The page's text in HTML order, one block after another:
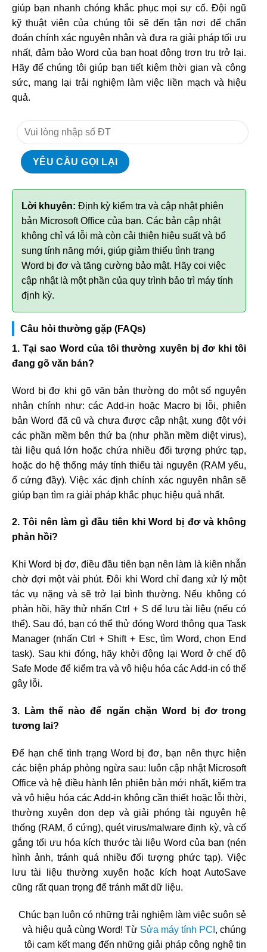
giúp bạn nhanh chóng khắc phục mọi sự cố. Đội ngũ
kỹ thuật viên của chúng tôi sẽ đến tận nơi để chẩn
đoán chính xác nguyên nhân và đưa ra giải pháp tối ưu
nhất, đảm bảo Word của bạn hoạt động trơn tru trở lại.
Hãy để chúng tôi giúp bạn tiết kiệm thời gian và công
sức, mang lại trải nghiệm làm việc liền mạch và hiệu
quả.
Lời khuyên: Định kỳ kiểm tra và cập nhật phiên
bản Microsoft Office của bạn. Các bản cập nhật
không chỉ vá lỗi mà còn cải thiện hiệu suất và bổ
sung tính năng mới, giúp giảm thiểu tình trạng
Word bị đơ và tăng cường bảo mật. Hãy coi việc
cập nhật là một phần của quy trình bảo trì máy tính
định kỳ.
Câu hỏi thường gặp (FAQs)
1. Tại sao Word của tôi thường xuyên bị đơ khi tôi
đang gõ văn bản?
Word bị đơ khi gõ văn bản thường do một số nguyên
nhân chính như: các Add-in hoặc Macro bị lỗi, phiên
bản Word đã cũ và chưa được cập nhật, xung đột với
các phần mềm bên thứ ba (như phần mềm diệt virus),
tài liệu quá lớn hoặc chứa nhiều đối tượng phức tạp,
hoặc do hệ thống máy tính thiếu tài nguyên (RAM yếu,
ổ cứng đầy). Việc xác định chính xác nguyên nhân sẽ
giúp bạn tìm ra giải pháp khắc phục hiệu quả nhất.
2. Tôi nên làm gì đầu tiên khi Word bị đơ và không
phản hồi?
Khi Word bị đơ, điều đầu tiên bạn nên làm là kiên nhẫn
chờ đợi một vài phút. Đôi khi Word chỉ đang xử lý một
tác vụ nặng và sẽ trở lại bình thường. Nếu không có
phản hồi, hãy thử nhấn Ctrl + S để lưu tài liệu (nếu có
thể). Sau đó, bạn có thể thử đóng Word thông qua Task
Manager (nhấn Ctrl + Shift + Esc, tìm Word, chọn End
task). Sau khi đóng, hãy khởi động lại Word ở chế độ
Safe Mode để kiểm tra và vô hiệu hóa các Add-in có thể
gây lỗi.
3. Làm thế nào để ngăn chặn Word bị đơ trong
tương lai?
Để hạn chế tình trạng Word bị đơ, bạn nên thực hiện
các biện pháp phòng ngừa sau: luôn cập nhật Microsoft
Office và hệ điều hành lên phiên bản mới nhất, kiểm tra
và vô hiệu hóa các Add-in không cần thiết hoặc lỗi thời,
thường xuyên dọn dẹp và giải phóng tài nguyên hệ
thống (RAM, ổ cứng), quét virus/malware định kỳ, và cố
gắng tối ưu hóa kích thước tài liệu Word của bạn (nén
hình ảnh, tránh quá nhiều đối tượng phức tạp). Việc
lưu tài liệu thường xuyên hoặc kích hoạt AutoSave
cũng rất quan trọng để tránh mất dữ liệu.
Chúc bạn luôn có những trải nghiệm làm việc suôn sẻ
và hiệu quả cùng Word! Từ Sửa máy tính PCI , chúng
tôi cam kết mang đến những giải pháp công nghệ tin